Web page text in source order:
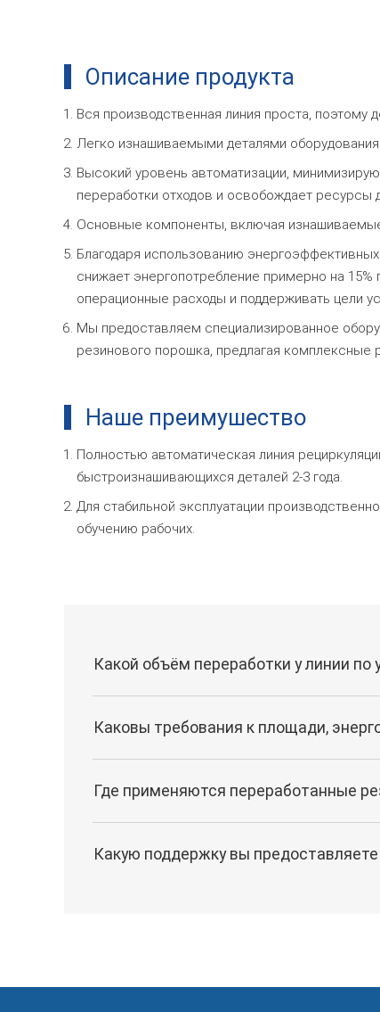
Описание продукта
Вся производственная линия проста, поэтому
Легко изнашиваемыми деталями
Высокий уровень автоматизации,
переработки отходов и освобождает ресурсы
Основные компоненты, включая
Благодаря использованию
снижает энергопотребление примерно на
операционные расходы и поддерживать цели
Мы предоставляем специализированное
резинового порошка, предлагая комплексные
Наше преимушество
Полностью автоматическая линия
быстроизнашивающихся деталей 2-3 года.
Для стабильной эксплуатации
обучению рабочих.
Какой объём переработки у линии
Каковы требования к площади,
Где применяются переработанные
Какую поддержку вы